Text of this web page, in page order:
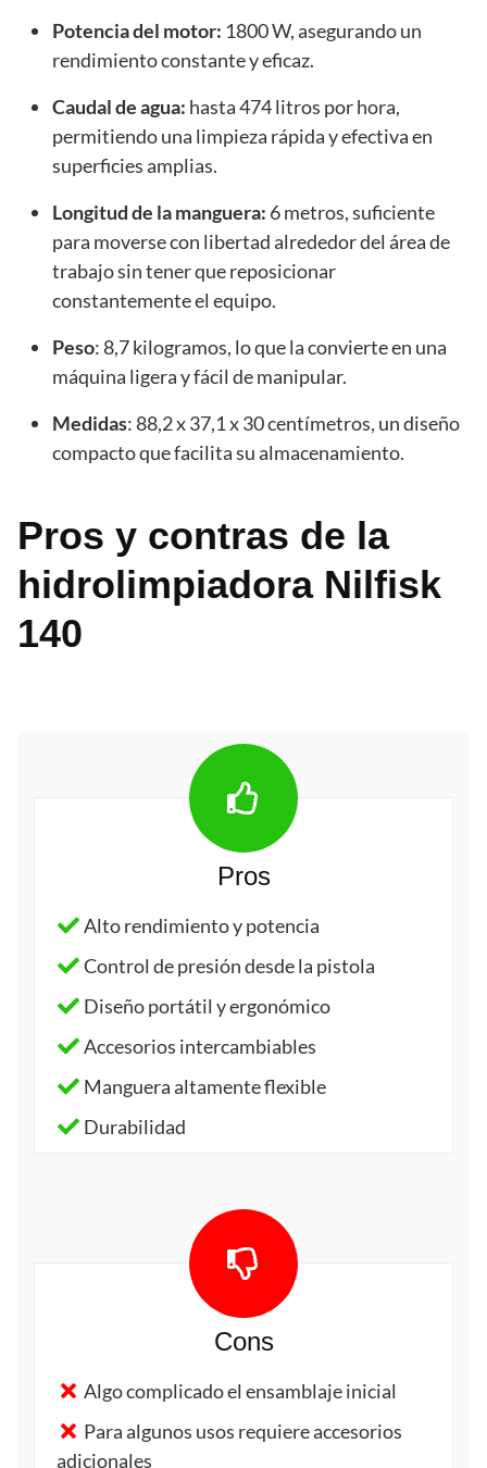
Potencia del motor: 1800 W, asegurando un
rendimiento constante y eficaz.
Caudal de agua: hasta 474 litros por hora,
permitiendo una limpieza rápida y efectiva en
superficies amplias.
Longitud de la manguera: 6 metros, suficiente
para moverse con libertad alrededor del área de
trabajo sin tener que reposicionar
constantemente el equipo.
Peso: 8,7 kilogramos, lo que la convierte en una
máquina ligera y fácil de manipular.
Medidas: 88,2 x 37,1 x 30 centímetros, un diseño
compacto que facilita su almacenamiento.
Pros y contras de la
hidrolimpiadora Nilfisk
140
Pros
Alto rendimiento y potencia
Control de presión desde la pistola
Diseño portátil y ergonómico
Accesorios intercambiables
Manguera altamente flexible
Durabilidad
Cons
Algo complicado el ensamblaje inicial
Para algunos usos requiere accesorios
adicionales